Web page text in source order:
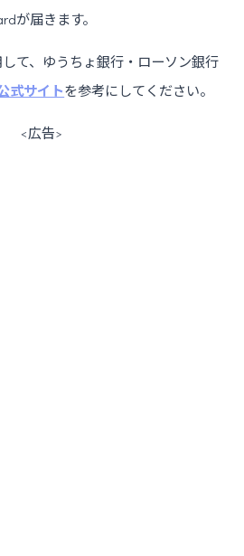
が届きます。
して、ゆうちょ銀行・ローソン銀行
式サイトを参考にしてください。
<広告>